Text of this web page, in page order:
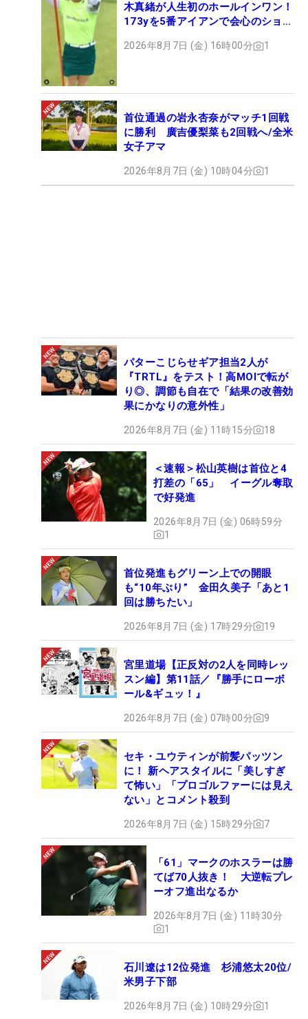
木真緒が人生初のホールインワン！
173yを5番アイアンで会心のショッ
2026年8月7日 (金) 16時00分 1
首位通過の岩永杏奈がマッチ1回戦
に勝利 廣吉優梨菜も2回戦へ/全米
女子アマ
2026年8月7日 (金) 10時04分 1
パターこじらせギア担当2人が
『TRTL』をテスト！高MOIで転が
り◎、調節も自在で「結果の改善効
果にかなりの意外性」
2026年8月7日 (金) 11時15分 18
＜速報＞松山英樹は首位と4
打差の「65」 イーグル奪取
で好発進
2026年8月7日 (金) 06時59分
1
首位発進もグリーン上での開眼
も“10年ぶり” 金田久美子「あと1
回は勝ちたい」
2026年8月7日 (金) 17時29分 19
宮里道場【正反対の2人を同時レッ
スン編】第11話／『勝手にローボ
ール&ギュッ！』
2026年8月7日 (金) 07時00分 9
セキ・ユウティンが前髪パッツン
に！ 新ヘアスタイルに「美しすぎ
て怖い」「プロゴルファーには見え
ない」とコメント殺到
2026年8月7日 (金) 15時29分 7
「61」マークのホスラーは勝
てば70人抜き！ 大逆転プレ
ーオフ進出なるか
2026年8月7日 (金) 11時30分
1
石川遼は12位発進 杉浦悠太20位/
米男子下部
2026年8月7日 (金) 10時29分 1